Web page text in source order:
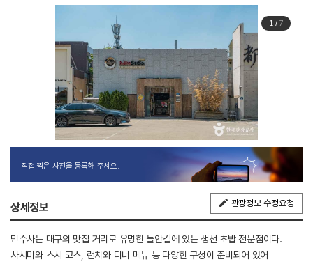
1/ 7
직접 찍은 사진을 등록해 주세요.
상세정보 관광정보 수정요청
민수사는 대구의 맛집 거리로 유명한 들안길에 있는 생선 초밥 전문점이다.
사시미와 스시 코스, 런치와 디너 메뉴 등 다양한 구성이 준비되어 있어